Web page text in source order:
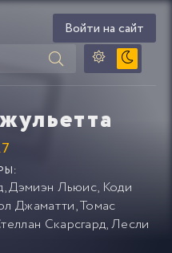
Войти на сайт
,Дэмиэн Льюис, Коди
Джаматти,Томас
Скарсгард,Лесли